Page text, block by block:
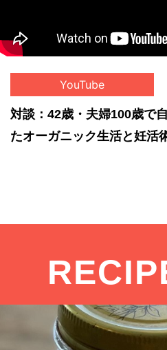
YouTube
対談：42歳・夫婦100歳で
たオーガニック生活と妊活